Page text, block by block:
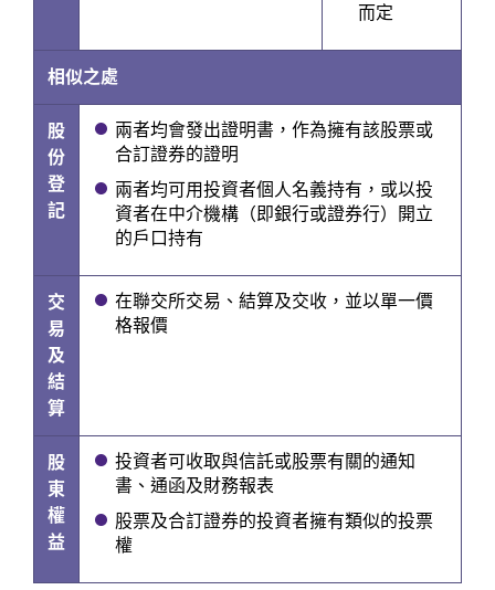
而定
相似之處
股
份
登
記
兩者均會發出證明書，作為擁有該股票或
合訂證券的證明
兩者均可用投資者個人名義持有，或以投
資者在中介機構（即銀行或證券行）開立
的戶口持有
交
易
及
結
算
在聯交所交易、結算及交收，並以單一價
格報價
股
東
權
益
投資者可收取與信託或股票有關的通知
書、通函及財務報表
股票及合訂證券的投資者擁有類似的投票
權